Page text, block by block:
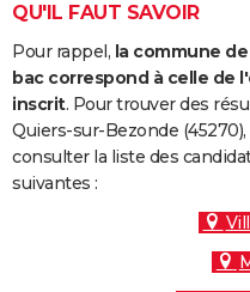
S'inscrire
Se connecter
Lycées
Collèges
Primaires
Universités
Entreprises
Service militaire
Avis de recherche
AVIS DE DÉCÈS
FORUM
Bricolage
Lifestyle
Culture
SportAuto
Television
Voyage
Cinema
QU'IL FAUT SAVOIR
Pour rappel, la commune
bac correspond à celle de
inscrit. Pour trouver des
Quiers-sur-Bezonde
consulter la liste des
suivantes :